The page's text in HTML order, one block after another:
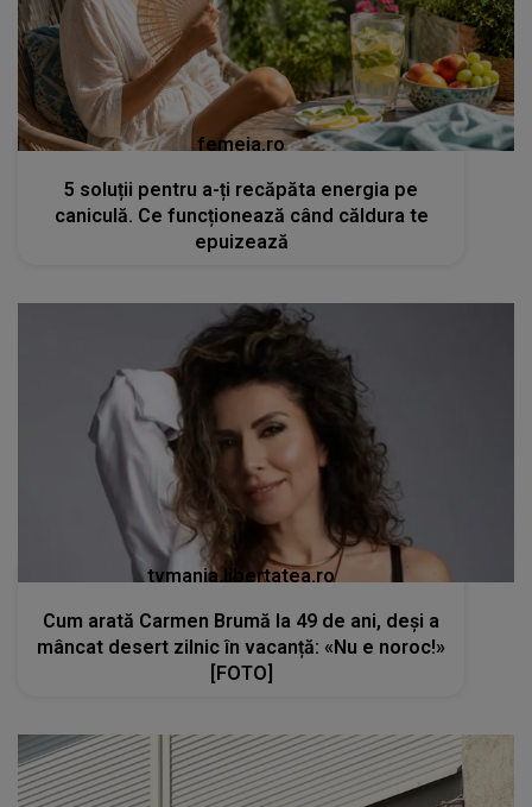
femeia.ro
5 soluții pentru a-ți recăpăta energia pe
caniculă. Ce funcționează când căldura te
epuizează
tvmania.libertatea.ro
Cum arată Carmen Brumă la 49 de ani, deși a
mâncat desert zilnic în vacanță: «Nu e noroc!»
[FOTO]